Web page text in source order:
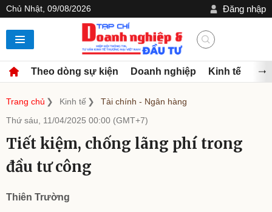
Chủ Nhật, 09/08/2026 Đăng nhập
Theo dòng sự kiện Doanh nghiệp Kinh tế
Trang chủ Kinh tế
Tài chính - Ngân hàng
Thứ sáu, 11/04/2025 00:00 (GMT+7)
Tiết kiệm, chống lãng phí trong
đầu tư công
Thiên Trường